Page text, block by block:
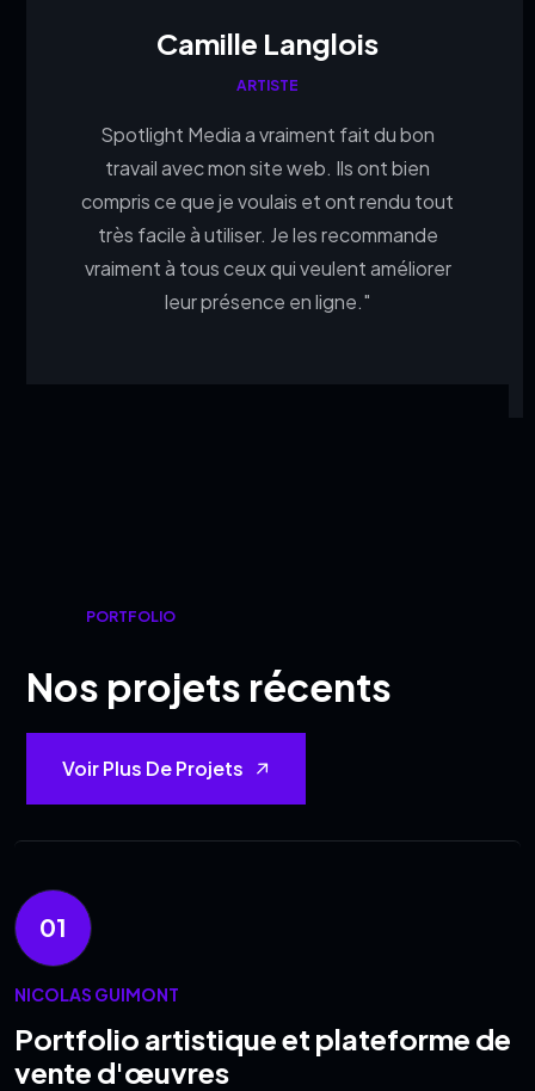
Camille Langlois
ARTISTE
Spotlight Media a vraiment fait du bon
travail avec mon site web. Ils ont bien
compris ce que je voulais et ont rendu tout
très facile à utiliser. Je les recommande
vraiment à tous ceux qui veulent améliorer
leur présence en ligne."
PORTFOLIO
Nos projets récents
Voir Plus De Projets
01
NICOLAS GUIMONT
Portfolio artistique et plateforme de
vente d'œuvres